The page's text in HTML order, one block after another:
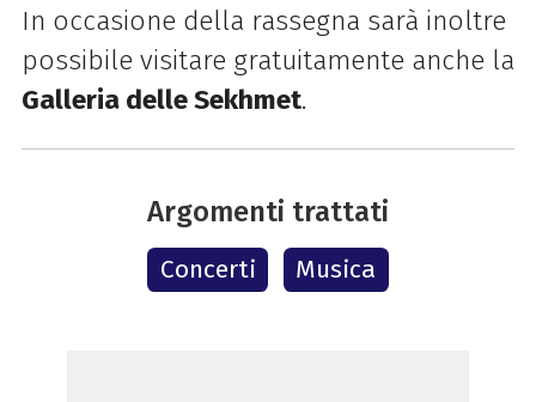
In occasione della rassegna sarà inoltre
possibile visitare gratuitamente anche la
Galleria delle Sekhmet.
Argomenti trattati
Concerti Musica